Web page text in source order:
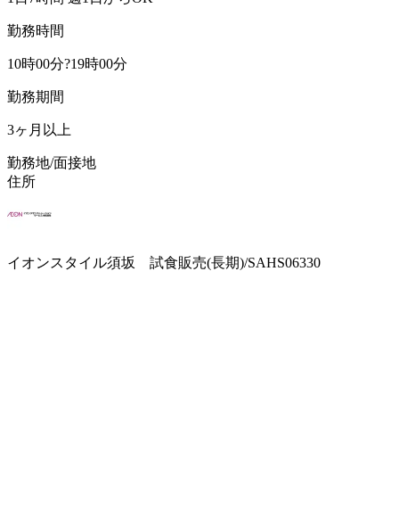
勤務時間
10時00分?19時00分
勤務期間
3ヶ月以上
勤務地/面接地
住所
イオンスタイル須坂 試食販売(長期)/SAHS06330